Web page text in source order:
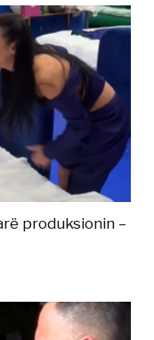
produksionin –